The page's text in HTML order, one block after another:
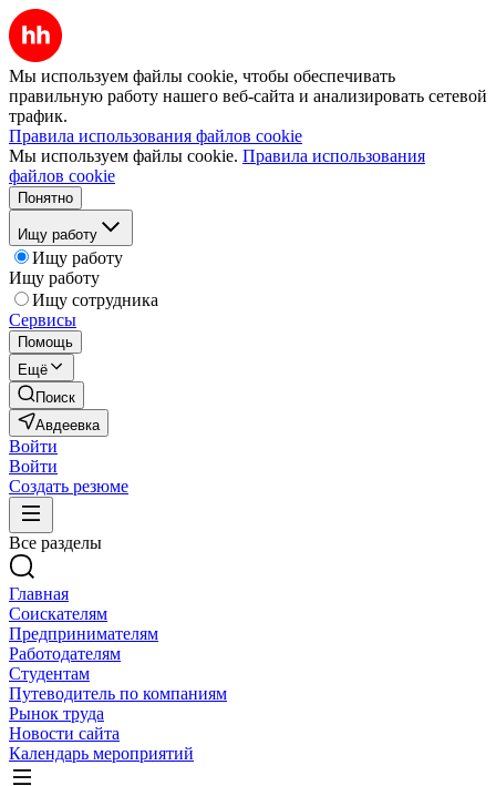
Мы используем файлы cookie, чтобы обеспечивать
правильную работу нашего веб-сайта и анализировать сетевой
трафик.
Правила использования файлов cookie
Мы используем файлы cookie. Правила использования
файлов cookie
Понятно
Ищу работу
Ищу работу
Ищу работу
Ищу сотрудника
Сервисы
Помощь
Ещё
Поиск
Авдеевка
Войти
Войти
Создать резюме
Все разделы
Главная
Соискателям
Предпринимателям
Работодателям
Студентам
Путеводитель по компаниям
Рынок труда
Новости сайта
Календарь мероприятий